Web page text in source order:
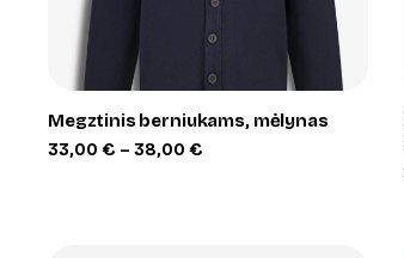
Megztinis berniukams, mėlynas
33,00 € – 38,00 €